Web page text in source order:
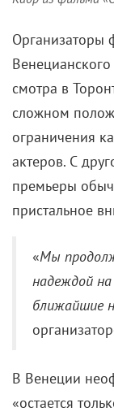
Организаторы
Венецианского
смотра в
сложном
ограничения
актеров. С
премьеры
пристальное
«Мы
надеждой
ближайшие
В Венеции
«остается